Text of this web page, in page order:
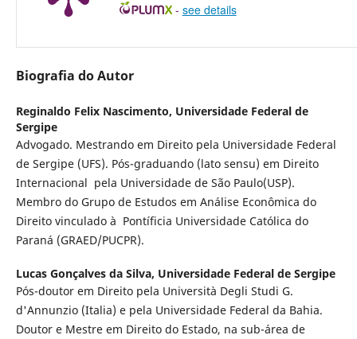
- see details
Biografia do Autor
Reginaldo Felix Nascimento, Universidade Federal de
Sergipe
Advogado. Mestrando em Direito pela Universidade Federal
de Sergipe (UFS). Pós-graduando (lato sensu) em Direito
Internacional pela Universidade de São Paulo(USP).
Membro do Grupo de Estudos em Análise Econômica do
Direito vinculado à Pontíficia Universidade Católica do
Paraná (GRAED/PUCPR).
Lucas Gonçalves da Silva, Universidade Federal de Sergipe
Pós-doutor em Direito pela Università Degli Studi G.
d'Annunzio (Italia) e pela Universidade Federal da Bahia.
Doutor e Mestre em Direito do Estado, na sub-área de